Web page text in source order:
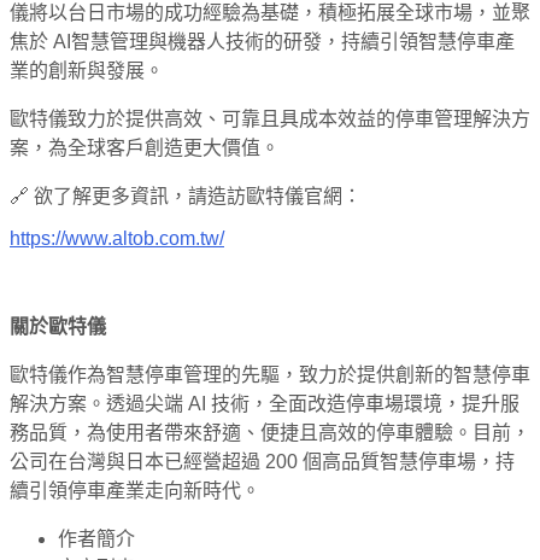
儀將以台日市場的成功經驗為基礎，積極拓展全球市場，並聚
焦於 AI智慧管理與機器人技術的研發，持續引領智慧停車產
業的創新與發展。
歐特儀致力於提供高效、可靠且具成本效益的停車管理解決方
案，為全球客戶創造更大價值。
🔗 欲了解更多資訊，請造訪歐特儀官網：
https://www.altob.com.tw/
關於歐特儀
歐特儀作為智慧停車管理的先驅，致力於提供創新的智慧停車
解決方案。透過尖端 AI 技術，全面改造停車場環境，提升服
務品質，為使用者帶來舒適、便捷且高效的停車體驗。目前，
公司在台灣與日本已經營超過 200 個高品質智慧停車場，持
續引領停車產業走向新時代。
作者簡介